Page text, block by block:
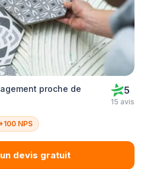
proche de
5
15 avis
NPS
devis gratuit